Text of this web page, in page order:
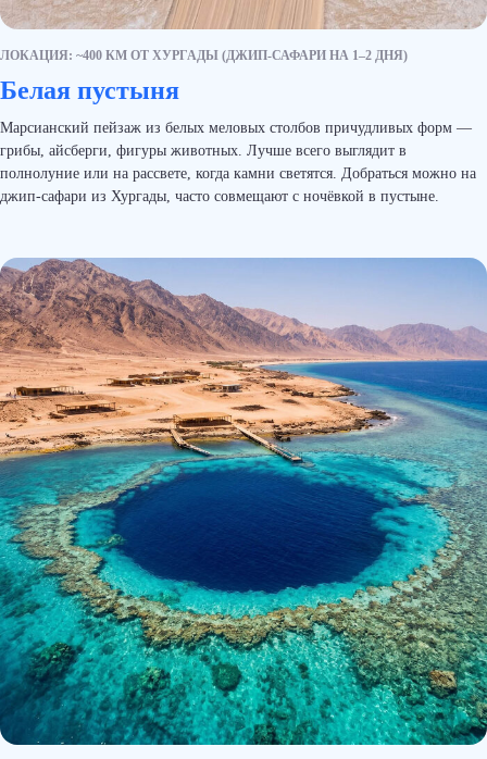
ЛОКАЦИЯ: ~400 КМ ОТ ХУРГАДЫ (ДЖИП-САФАРИ НА 1–2 ДНЯ)
Белая пустыня
Марсианский пейзаж из белых меловых столбов причудливых форм —
грибы, айсберги, фигуры животных. Лучше всего выглядит в
полнолуние или на рассвете, когда камни светятся. Добраться можно на
джип-сафари из Хургады, часто совмещают с ночёвкой в пустыне.
Отправить
Посмотреть другие туры
© 2012-2026 "Слетать.ру" Все права защищены.
Используя сайт, вы принимаете
условияпользовательского соглашения. Информация на
сайте не является публичной офертой.Условия
сотрудничества.Политика защиты и обработки
персональных данных.